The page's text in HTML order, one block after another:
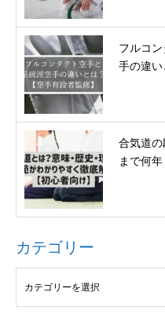
フルコ
手の違い
合気道の
まで何
カテゴリー